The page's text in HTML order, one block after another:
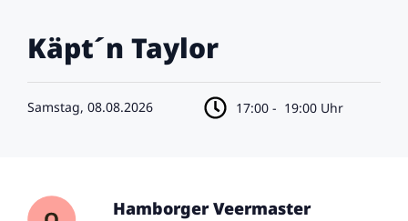
Käpt´n Taylor
Samstag, 08.08.2026 17:00 - 19:00 Uhr
Hamborger Veermaster